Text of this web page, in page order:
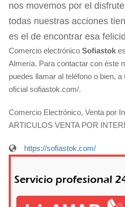
nos movemos por el
todas nuestras acciones
es el de encontrar esa
Comercio electrónico Sofiastok
Almería. Para contactar con éste
puedes llamar al teléfono o bien,
oficial sofiastok.com/.
Comercio Electrónico, Venta por
ARTICULOS VENTA POR
https://sofiastok.com/